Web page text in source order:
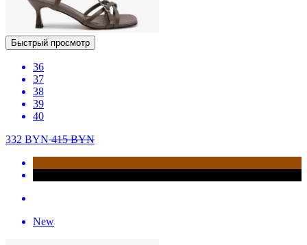
Быстрый просмотр
36
37
38
39
40
332 BYN415BYN
New